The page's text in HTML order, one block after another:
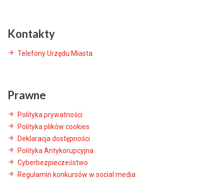
Kontakty
Telefony Urzędu Miasta
Prawne
Polityka prywatności
Polityka plików cookies
Deklaracja dostępności
Polityka Antykorupcyjna
Cyberbezpieczeństwo
Regulamin konkursów w social media